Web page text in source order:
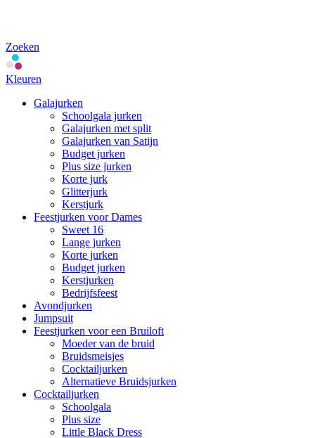
Zoeken
Kleuren
Galajurken
Schoolgala jurken
Galajurken met split
Galajurken van Satijn
Budget jurken
Plus size jurken
Korte jurk
Glitterjurk
Kerstjurk
Feestjurken voor Dames
Sweet 16
Lange jurken
Korte jurken
Budget jurken
Kerstjurken
Bedrijfsfeest
Avondjurken
Jumpsuit
Feestjurken voor een Bruiloft
Moeder van de bruid
Bruidsmeisjes
Cocktailjurken
Alternatieve Bruidsjurken
Cocktailjurken
Schoolgala
Plus size
Little Black Dress